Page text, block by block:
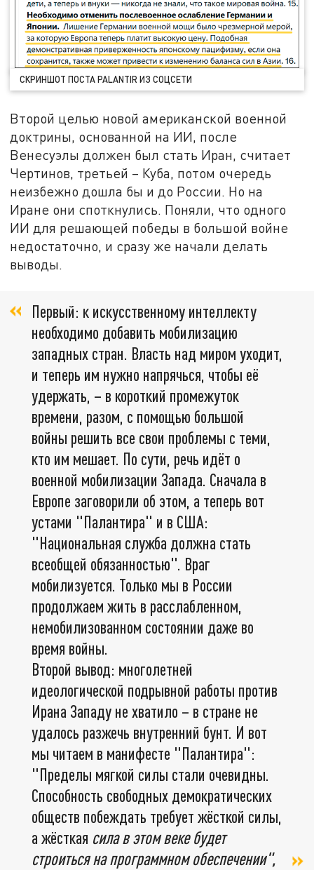
СКРИНШОТ ПОСТА PALANTIR ИЗ СОЦСЕТИ
Второй целью новой американской военной
доктрины, основанной на ИИ, после
Венесуэлы должен был стать Иран, считает
Чертинов, третьей – Куба, потом очередь
неизбежно дошла бы и до России. Но на
Иране они споткнулись. Поняли, что одного
ИИ для решающей победы в большой войне
недостаточно, и сразу же начали делать
выводы.
Первый: к искусственному интеллекту
необходимо добавить мобилизацию
западных стран. Власть над миром уходит,
и теперь им нужно напрячься, чтобы её
удержать, – в короткий промежуток
времени, разом, с помощью большой
войны решить все свои проблемы с теми,
кто им мешает. По сути, речь идёт о
военной мобилизации Запада. Сначала в
Европе заговорили об этом, а теперь вот
устами "Палантира" и в США:
"Национальная служба должна стать
всеобщей обязанностью". Враг
мобилизуется. Только мы в России
продолжаем жить в расслабленном,
немобилизованном состоянии даже во
время войны.
Второй вывод: многолетней
идеологической подрывной работы против
Ирана Западу не хватило – в стране не
удалось разжечь внутренний бунт. И вот
мы читаем в манифесте "Палантира":
"Пределы мягкой силы стали очевидны.
Способность свободных демократических
обществ побеждать требует жёсткой силы,
а жёсткая сила в этом веке будет
строиться на программном обеспечении",